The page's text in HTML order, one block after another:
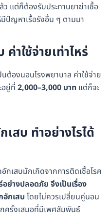
ว แต่ก็ต้องรับประทานยาฆ่าเชื้อ
ปัญหาเรื้อรังอื่น ๆ ตามมา
าใช้จ่ายเท่าไหร่
นต้องนอนโรงพยาบาล ค่าใช้จ่าย
อยู่ที่ 2,000–3,000 บาทแต่ก็จะ
สบ ทำอย่างไรได้
กเสบมักเกิดจากการติดเชื้อโรค
ย่างปลอดภัย จึงเป็นเรื่อง
กเสบ โดยไม่ควรเปลี่ยนคู่นอน
ครั้งเสมอที่มีเพศสัมพันธ์